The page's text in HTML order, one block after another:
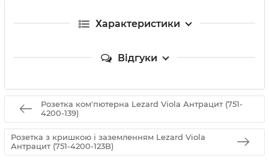
Характеристики
Відгуки
Розетка ком'пютерна Lezard Viola Антрацит (751-
4200-139)
Розетка з кришкою і заземленням Lezard Viola
Антрацит (751-4200-123B)